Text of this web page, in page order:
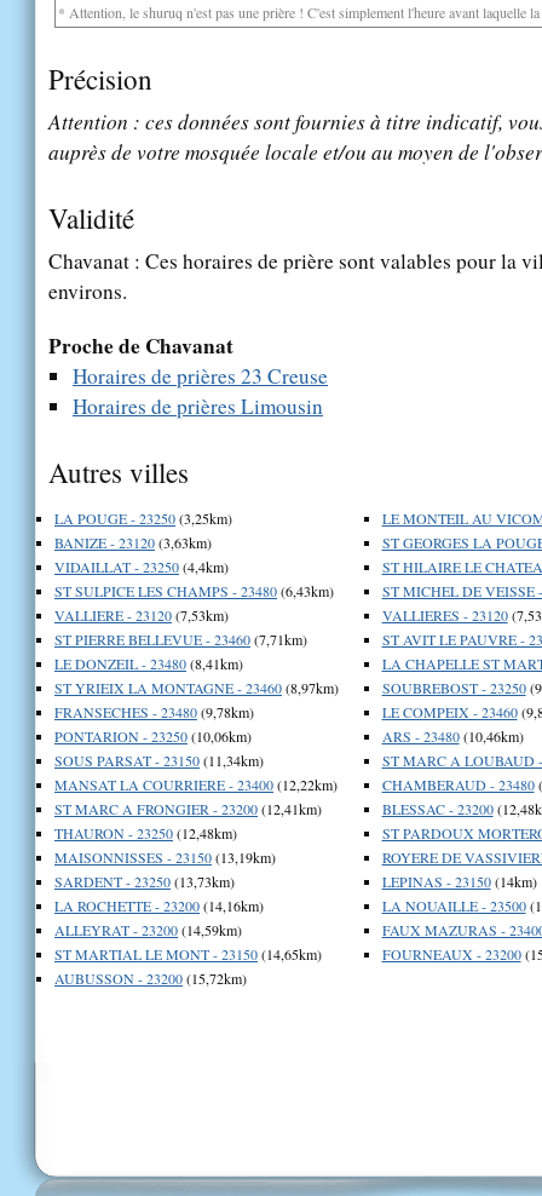
* Attention, le shuruq n'est pas une prière ! C'est simplement l'heure avant laquelle
Précision
Attention : ces données sont fournies à titre indicatif,
auprès de votre mosquée locale et/ou au moyen de
Validité
Chavanat : Ces horaires de prière sont valables pour la
environs.
Proche de Chavanat
Horaires de prières 23 Creuse
Horaires de prières Limousin
Autres villes
LA POUGE - 23250(3,25km)
BANIZE - 23120(3,63km)
VIDAILLAT - 23250(4,4km)
ST SULPICE LES CHAMPS - 23480(6,43km)
VALLIERE - 23120(7,53km)
ST PIERRE BELLEVUE - 23460(7,71km)
LE DONZEIL - 23480(8,41km)
ST YRIEIX LA MONTAGNE - 23460(8,97km)
FRANSECHES - 23480(9,78km)
PONTARION - 23250(10,06km)
SOUS PARSAT - 23150(11,34km)
MANSAT LA COURRIERE - 23400(12,22km)
ST MARC A FRONGIER - 23200(12,41km)
THAURON - 23250(12,48km)
MAISONNISSES - 23150(13,19km)
SARDENT - 23250(13,73km)
LA ROCHETTE - 23200(14,16km)
ALLEYRAT - 23200(14,59km)
ST MARTIAL LE MONT - 23150(14,65km)
AUBUSSON - 23200(15,72km)
LE MONTEIL AU
ST GEORGES LA
ST HILAIRE LE
ST MICHEL DE VEISSE
VALLIERES - 23120
ST AVIT LE PAUVRE -
LA CHAPELLE ST
SOUBREBOST - 23250
LE COMPEIX - 23460
ARS - 23480(10,46km)
ST MARC A LOUBAUD
CHAMBERAUD - 23480
BLESSAC - 23200
ST PARDOUX
ROYERE DE
LEPINAS - 23150(14km)
LA NOUAILLE - 23500
FAUX MAZURAS -
FOURNEAUX - 23200